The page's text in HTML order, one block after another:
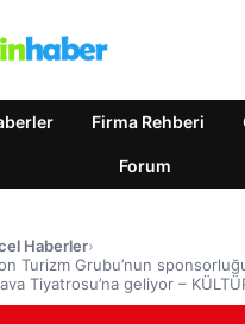
Firma Rehberi
Forum
Haberler›
Turizm Grubu’nun
Tiyatrosu’na geliyor –